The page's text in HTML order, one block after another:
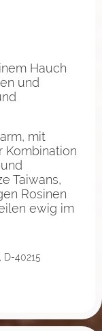
Hauch
und
mit
Kombination
Taiwans,
Rosinen
ewig im
D-40215